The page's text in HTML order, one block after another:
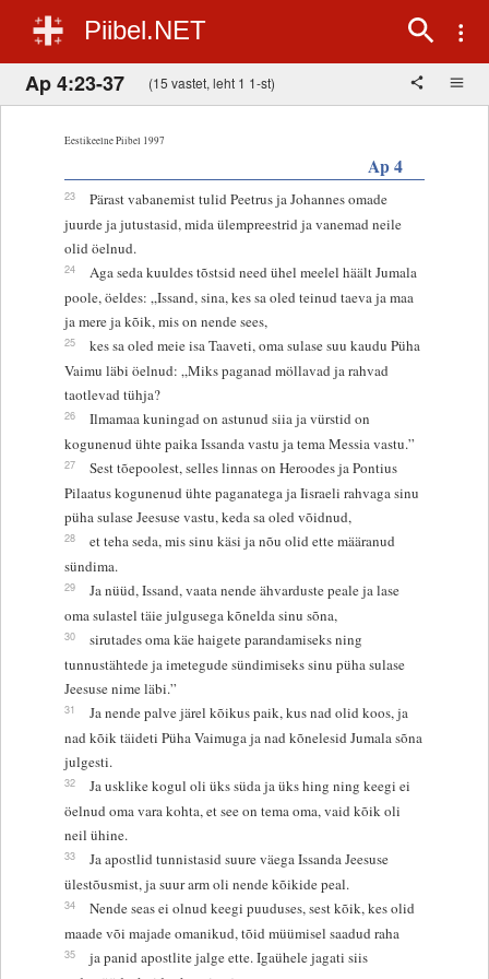
Piibel.NET
Ap 4:23-37 (15 vastet, leht 1 1-st)
Eestikeelne Piibel 1997
Ap 4
23
Pärast vabanemist tulid Peetrus ja Johannes omade
juurde ja jutustasid, mida ülempreestrid ja vanemad neile
olid öelnud.
24
Aga seda kuuldes tõstsid need ühel meelel häält Jumala
poole, öeldes: „Issand, sina, kes sa oled teinud taeva ja maa
ja mere ja kõik, mis on nende sees,
25
kes sa oled meie isa Taaveti, oma sulase suu kaudu Püha
Vaimu läbi öelnud: „Miks paganad möllavad ja rahvad
taotlevad tühja?
26
Ilmamaa kuningad on astunud siia ja vürstid on
kogunenud ühte paika Issanda vastu ja tema Messia vastu.”
27
Sest tõepoolest, selles linnas on Heroodes ja Pontius
Pilaatus kogunenud ühte paganatega ja Iisraeli rahvaga sinu
püha sulase Jeesuse vastu, keda sa oled võidnud,
28
et teha seda, mis sinu käsi ja nõu olid ette määranud
sündima.
29
Ja nüüd, Issand, vaata nende ähvarduste peale ja lase
oma sulastel täie julgusega kõnelda sinu sõna,
30
sirutades oma käe haigete parandamiseks ning
tunnustähtede ja imetegude sündimiseks sinu püha sulase
Jeesuse nime läbi.”
31
Ja nende palve järel kõikus paik, kus nad olid koos, ja
nad kõik täideti Püha Vaimuga ja nad kõnelesid Jumala sõna
julgesti.
32
Ja usklike kogul oli üks süda ja üks hing ning keegi ei
öelnud oma vara kohta, et see on tema oma, vaid kõik oli
neil ühine.
33
Ja apostlid tunnistasid suure väega Issanda Jeesuse
ülestõusmist, ja suur arm oli nende kõikide peal.
34
Nende seas ei olnud keegi puuduses, sest kõik, kes olid
maade või majade omanikud, tõid müümisel saadud raha
35
ja panid apostlite jalge ette. Igaühele jagati siis